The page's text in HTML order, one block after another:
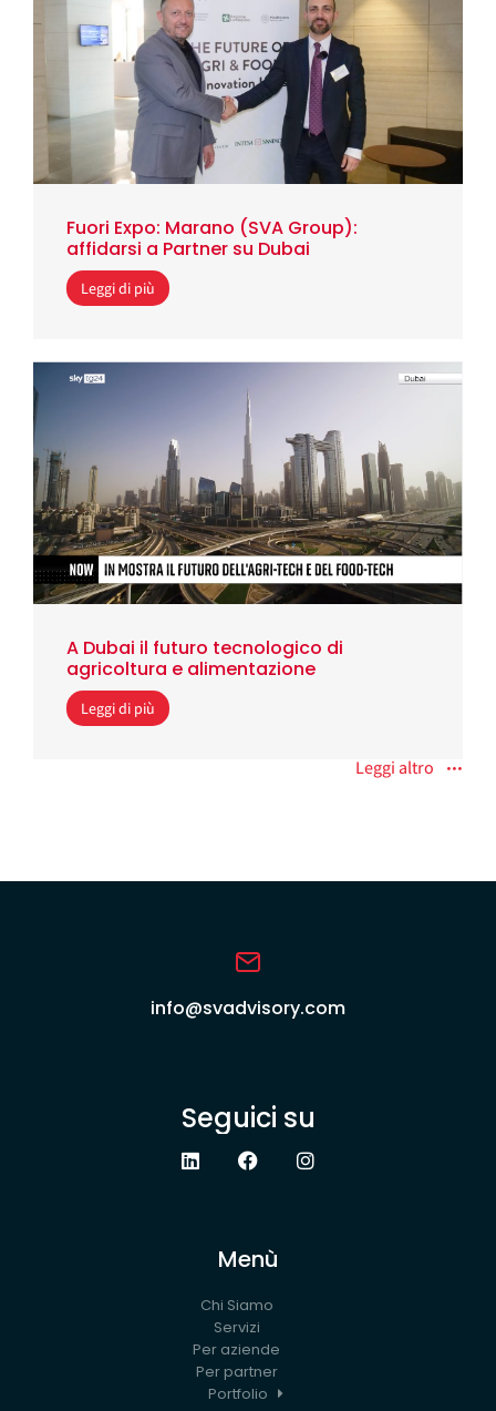
Fuori Expo: Marano (SVA Group):
affidarsi a Partner su Dubai
Leggi di più
A Dubai il futuro tecnologico di
agricoltura e alimentazione
Leggi di più
Leggi altro
info@svadvisory.com
Seguici su
Menù
Chi Siamo
Servizi
Per aziende
Per partner
Portfolio